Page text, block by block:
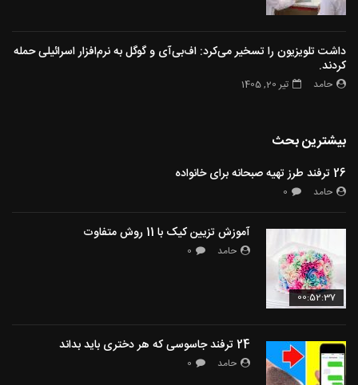
داشت تلویزیون را تسخیر می‌کرد: اف‌بی‌آی و گوگل به نرم‌افزار اسرائیلی حمله
کردند.
حامد تیر 20, 1405
بیشترین بحث
26 ترفند طرز تهیه صبحانه برای خانواده
حامد 0
00:52:37
آموزش تزیین کیک با 11 روش متفاوت
حامد 0
24 ترفند جاسوسی که هر دختری باید بداند
حامد 0